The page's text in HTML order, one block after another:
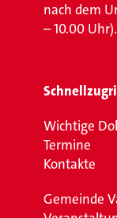
nach dem
– 10.00 Uhr).
Wichtige
Termine
Kontakte
Gemeinde